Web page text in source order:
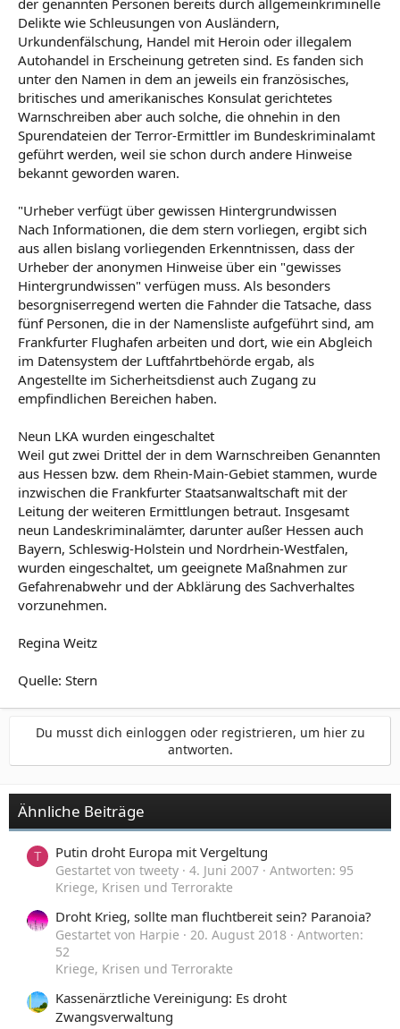
Delikte wie Schleusungen von Ausländern,
Urkundenfälschung, Handel mit Heroin oder illegalem
Autohandel in Erscheinung getreten sind. Es fanden sich
unter den Namen in dem an jeweils ein französisches,
britisches und amerikanisches Konsulat gerichtetes
Warnschreiben aber auch solche, die ohnehin in den
Spurendateien der Terror-Ermittler im Bundeskriminalamt
geführt werden, weil sie schon durch andere Hinweise
bekannt geworden waren.
"Urheber verfügt über gewissen Hintergrundwissen
Nach Informationen, die dem stern vorliegen, ergibt sich
aus allen bislang vorliegenden Erkenntnissen, dass der
Urheber der anonymen Hinweise über ein "gewisses
Hintergrundwissen" verfügen muss. Als besonders
besorgniserregend werten die Fahnder die Tatsache, dass
fünf Personen, die in der Namensliste aufgeführt sind, am
Frankfurter Flughafen arbeiten und dort, wie ein Abgleich
im Datensystem der Luftfahrtbehörde ergab, als
Angestellte im Sicherheitsdienst auch Zugang zu
empfindlichen Bereichen haben.
Neun LKA wurden eingeschaltet
Weil gut zwei Drittel der in dem Warnschreiben Genannten
aus Hessen bzw. dem Rhein-Main-Gebiet stammen, wurde
inzwischen die Frankfurter Staatsanwaltschaft mit der
Leitung der weiteren Ermittlungen betraut. Insgesamt
neun Landeskriminalämter, darunter außer Hessen auch
Bayern, Schleswig-Holstein und Nordrhein-Westfalen,
wurden eingeschaltet, um geeignete Maßnahmen zur
Gefahrenabwehr und der Abklärung des Sachverhaltes
vorzunehmen.
Regina Weitz
Quelle: Stern
Du musst dich einloggen oder registrieren, um hier zu
antworten.
Ähnliche Beiträge
T Putin droht Europa mit Vergeltung
Gestartet von tweety 4. Juni 2007
Antworten: 95
Kriege, Krisen und Terrorakte
Droht Krieg, sollte man fluchtbereit sein? Paranoia?
Gestartet von Harpie 20. August 2018
Antworten:
52
Kriege, Krisen und Terrorakte
Kassenärztliche Vereinigung: Es droht
Zwangsverwaltung